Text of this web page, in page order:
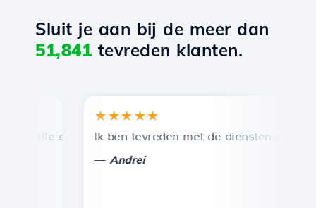
Sluit je aan bij de meer dan
51,841 tevreden klanten.
en efficiënte technische ondersteuning.
★★★★★
Ik ben tevreden met de diensten die door
Andrei